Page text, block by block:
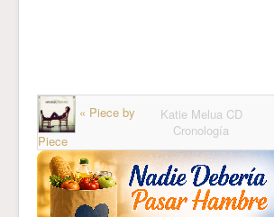
« Piece by
Piece
Katie Melua CD
Cronología